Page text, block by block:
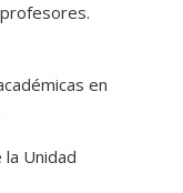
en
Unidad